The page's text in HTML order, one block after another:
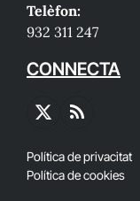
Telèfon:
932 311 247
CONNECTA
X
RSS
Política de privacitat
Política de cookies